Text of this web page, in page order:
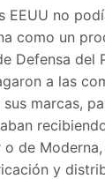
EEUU no
como un
Defensa del
a las
marcas,
o de
y